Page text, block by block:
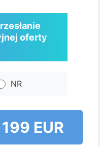
oferty
NR
199 EUR